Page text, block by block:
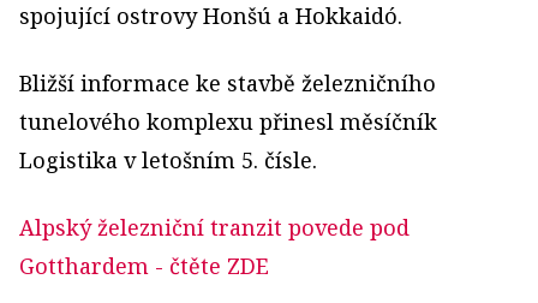
spojující ostrovy Honšú a Hokkaidó.
Bližší informace ke stavbě železničního
tunelového komplexu přinesl měsíčník
Logistika v letošním 5. čísle.
Alpský železniční tranzit povede pod
Gotthardem - čtěte ZDE